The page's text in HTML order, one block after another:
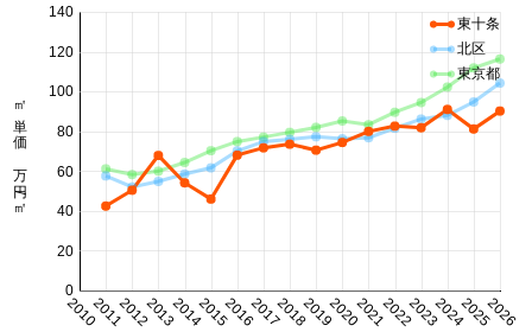
20102011201220132014201520162017201820192020202120222023202420252026
0
20
40
60
80
100
120
140
㎡単価 万円/㎡
東十条
北区
東京都